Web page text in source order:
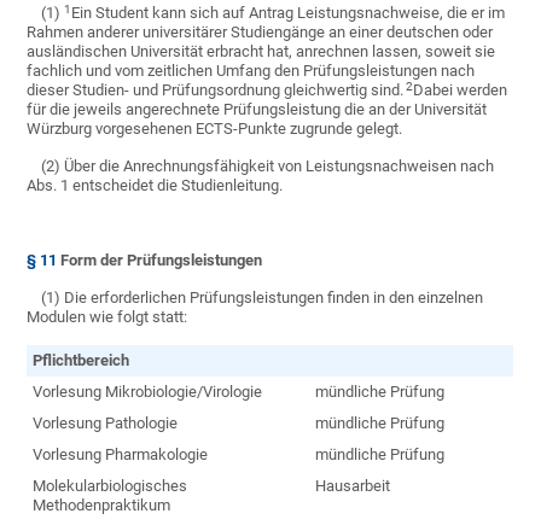
(1)1 Ein Student kann sich auf Antrag Leistungsnachweise, die er im
Rahmen anderer universitärer Studiengänge an einer deutschen oder
ausländischen Universität erbracht hat, anrechnen lassen, soweit sie
fachlich und vom zeitlichen Umfang den Prüfungsleistungen nach
dieser Studien- und Prüfungsordnung gleichwertig sind.2Dabei werden
für die jeweils angerechnete Prüfungsleistung die an der Universität
Würzburg vorgesehenen ECTS-Punkte zugrunde gelegt.
(2) Über die Anrechnungsfähigkeit von Leistungsnachweisen nach
Abs. 1 entscheidet die Studienleitung.
§ 11 Form der Prüfungsleistungen
(1) Die erforderlichen Prüfungsleistungen finden in den einzelnen
Modulen wie folgt statt:
Pflichtbereich
Vorlesung Mikrobiologie/Virologie
mündliche Prüfung
Vorlesung Pathologie
mündliche Prüfung
Vorlesung Pharmakologie
mündliche Prüfung
Molekularbiologisches
Methodenpraktikum
Hausarbeit